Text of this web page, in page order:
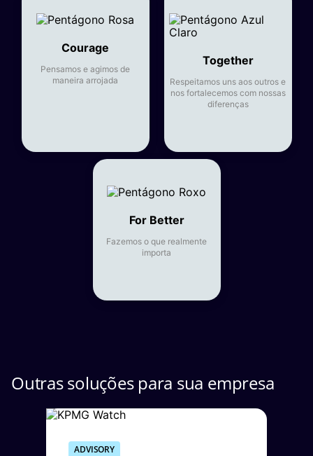
Courage
Pensamos e agimos de
maneira arrojada
Together
Respeitamos uns aos outros e
nos fortalecemos com nossas
diferenças
For Better
Fazemos o que realmente
importa
Outras soluções para sua empresa
ADVISORY